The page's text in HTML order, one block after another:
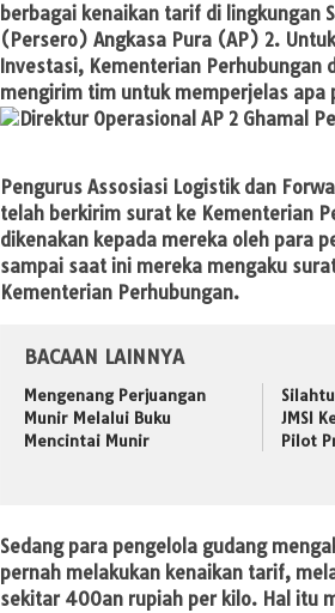
berbagai kenaikan tarif di lingkungan
(Persero) Angkasa Pura (AP) 2.
Investasi, Kementerian Perhubungan
mengirim tim untuk memperjelas apa
Pengurus Assosiasi Logistik dan
telah berkirim surat ke Kementerian
dikenakan kepada mereka oleh para
sampai saat ini mereka mengaku
Kementerian Perhubungan.
BACAAN LAINNYA
Mengenang Perjuangan
Munir Melalui Buku
Mencintai Munir
JMSI
Pilot
Sedang para pengelola gudang
pernah melakukan kenaikan tarif,
sekitar 4OOan rupiah per kilo. Hal itu